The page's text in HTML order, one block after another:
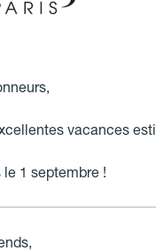
vacances
1 septembre !